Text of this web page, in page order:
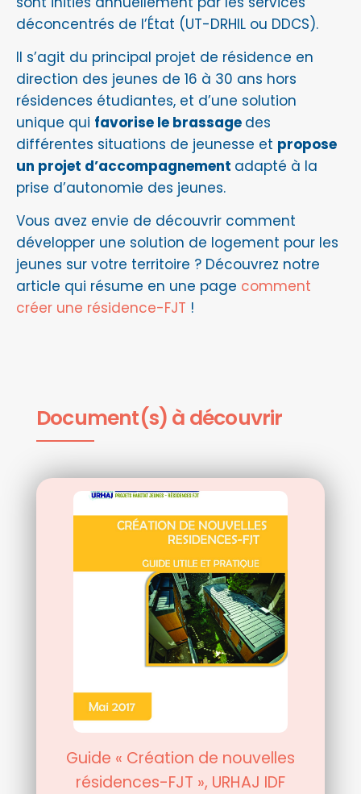
déconcentrés de l’État (UT-DRHIL ou DDCS).
Il s’agit du principal projet de résidence en
direction des jeunes de 16 à 30 ans hors
résidences étudiantes, et d’une solution
unique qui favorise le brassage des
différentes situations de jeunesse et propose
un projet d’accompagnement adapté à la
prise d’autonomie des jeunes.
Vous avez envie de découvrir comment
développer une solution de logement pour les
jeunes sur votre territoire ? Découvrez notre
article qui résume en une page comment
créer une résidence-FJT !
Document(s) à découvrir
Guide « Création de nouvelles
résidences-FJT », URHAJ IDF